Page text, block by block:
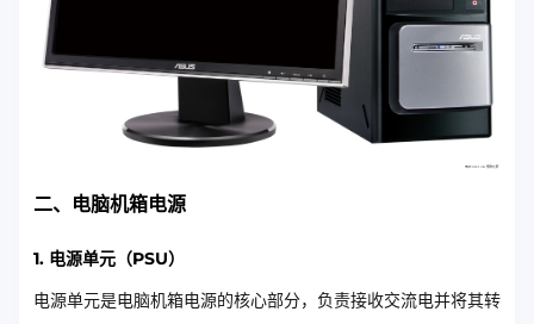
二、电脑机箱电源
1. 电源单元（PSU）
电源单元是电脑机箱电源的核心部分，负责接收交流电并将其转